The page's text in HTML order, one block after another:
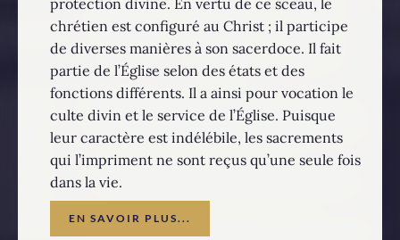
protection divine. En vertu de ce sceau, le
chrétien est configuré au Christ ; il participe
de diverses manières à son sacerdoce. Il fait
partie de l’Église selon des états et des
fonctions différents. Il a ainsi pour vocation le
culte divin et le service de l’Église. Puisque
leur caractère est indélébile, les sacrements
qui l’impriment ne sont reçus qu’une seule fois
dans la vie.
EN SAVOIR PLUS...